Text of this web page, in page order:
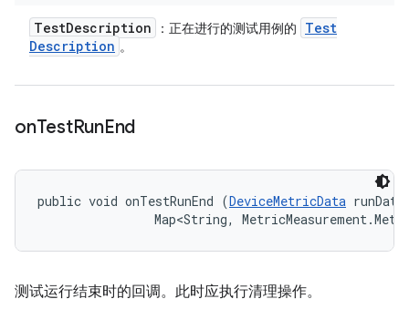
TestDescription ：正在进行的测试用例的
Test
Description 。
onTestRunEnd
public void onTestRunEnd (DeviceMetricData
Map<String,
测试运行结束时的回调。此时应执行清理操作。